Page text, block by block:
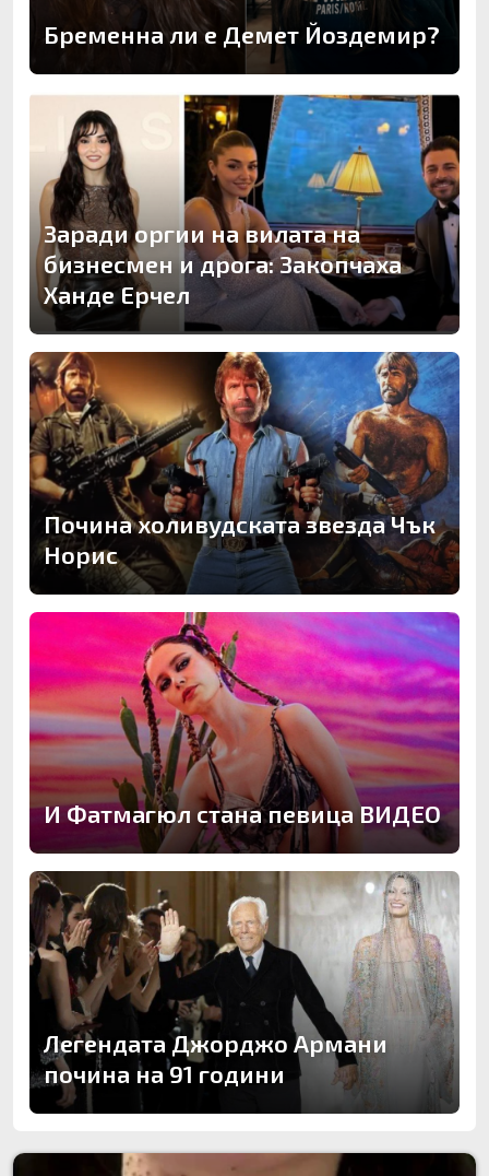
Бременна ли е Демет Йоздемир?
Заради оргии на вилата на
бизнесмен и дрога: Закопчаха
Ханде Ерчел
Почина холивудската звезда Чък
Норис
И Фатмагюл стана певица ВИДЕО
Легендата Джорджо Армани
почина на 91 години